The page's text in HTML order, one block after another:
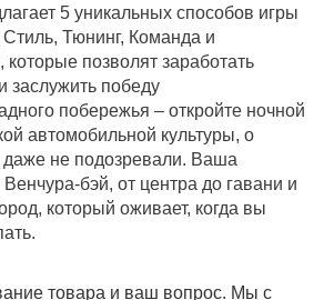
5 уникальных способов игры
Стиль, Тюнинг, Команда и
позволят заработать
заслужить победу
побережья – откройте ночной
автомобильной культуры, о
не подозревали. Ваша
бэй, от центра до гавани и
который оживает, когда вы
товара и ваш вопрос. Мы с